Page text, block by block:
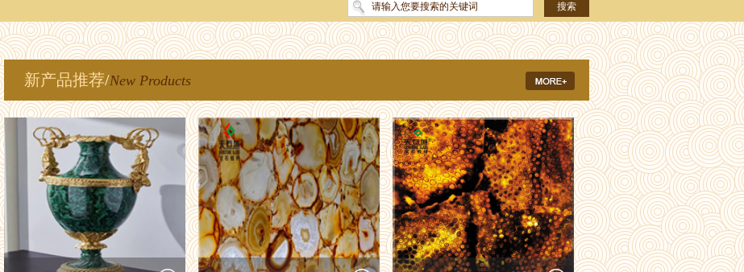
新产品推荐/New Products